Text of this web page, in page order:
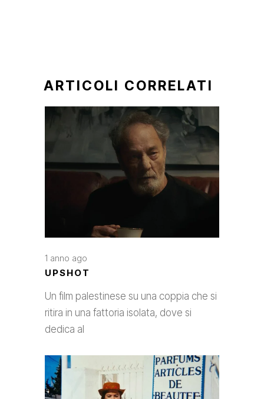
ARTICOLI CORRELATI
1 anno ago
UPSHOT
Un film palestinese su una coppia che si
ritira in una fattoria isolata, dove si
dedica al